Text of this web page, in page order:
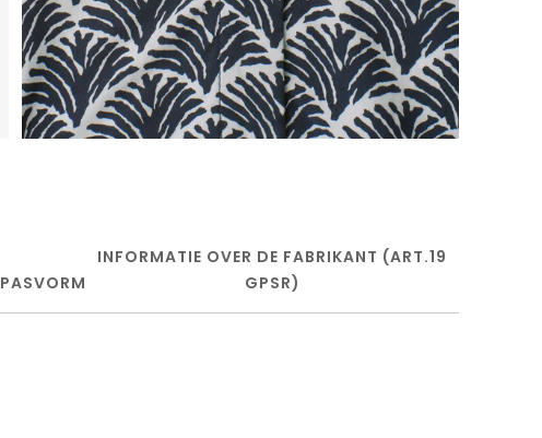
PASVORM
INFORMATIE OVER DE FABRIKANT (ART.19
GPSR)